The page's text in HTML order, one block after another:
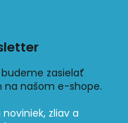
zasielať
našom e-shope.